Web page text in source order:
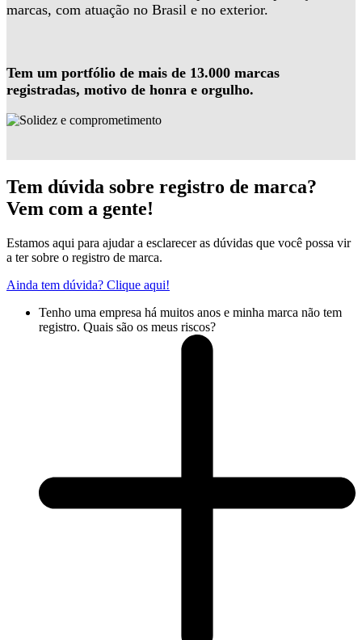
marcas, com atuação no Brasil e no exterior.
Tem um portfólio de mais de 13.000 marcas
registradas, motivo de honra e orgulho.
Tem dúvida sobre registro de marca?
Vem com a gente!
Estamos aqui para ajudar a esclarecer as dúvidas que você possa vir
a ter sobre o registro de marca.
Ainda tem dúvida? Clique aqui!
Tenho uma empresa há muitos anos e minha marca não tem
registro. Quais são os meus riscos?